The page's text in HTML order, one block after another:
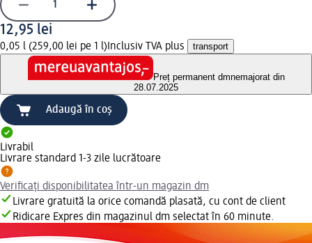
12,95 lei
0,05 l (259,00 lei pe 1 l) Inclusiv TVA plus transport
Preț permanent dmnemajorat din
28.07.2025
Adaugă în coș
Livrabil
Livrare standard 1-3 zile lucrătoare
Verificați disponibilitatea într-un magazin dm
Livrare gratuită la orice comandă plasată, cu cont de client
Ridicare Expres din magazinul dm selectat în 60 minute.